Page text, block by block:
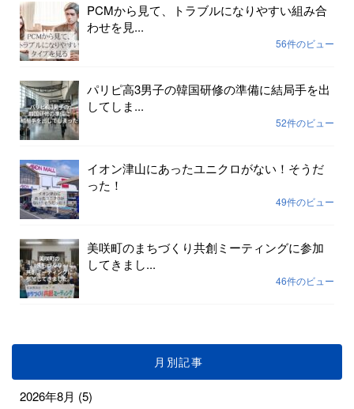
PCMから見て、トラブルになりやすい組み合
わせを見...
56件のビュー
パリピ高3男子の韓国研修の準備に結局手を出
してしま...
52件のビュー
イオン津山にあったユニクロがない！そうだ
った！
49件のビュー
美咲町のまちづくり共創ミーティングに参加
してきまし...
46件のビュー
月別記事
2026年8月 (5)